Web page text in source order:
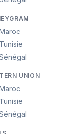
UNION